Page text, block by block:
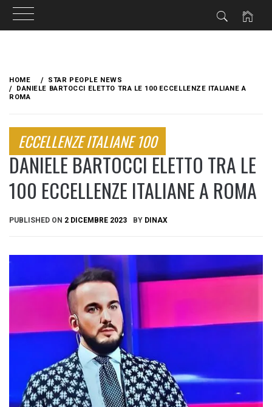
content
HOME
STAR PEOPLE NEWS
DANIELE BARTOCCI ELETTO TRA LE 100 ECCELLENZE ITALIANE A
ROMA
ECCELLENZE ITALIANE 100
DANIELE BARTOCCI ELETTO TRA LE
100 ECCELLENZE ITALIANE A ROMA
PUBLISHED ON 2 DICEMBRE 2023 BY DINAX